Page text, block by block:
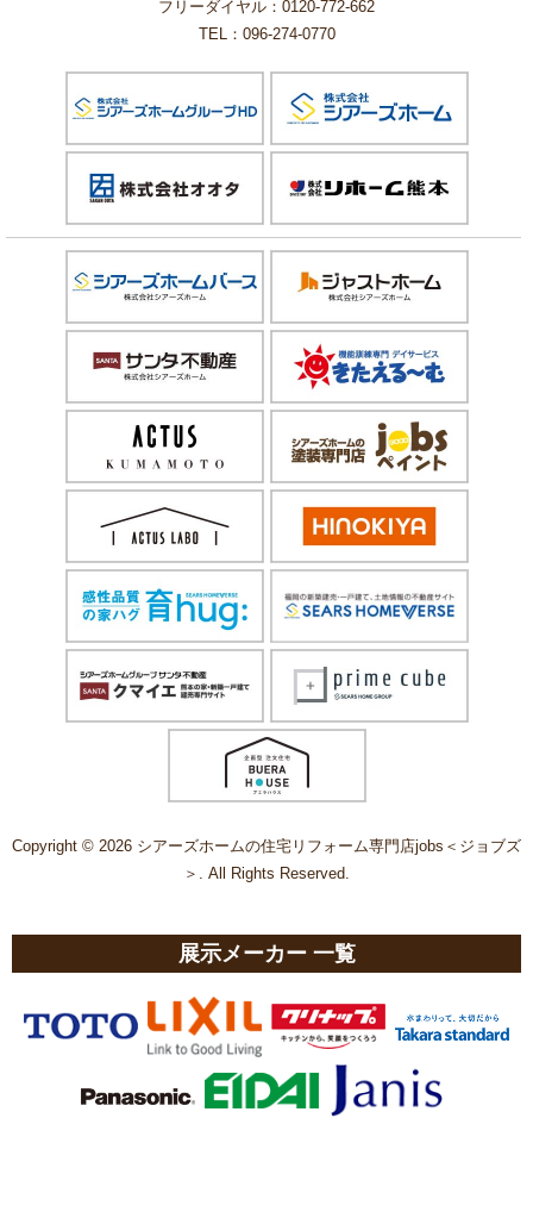
フリーダイヤル：0120-772-662
TEL：096-274-0770
Copyright © 2026 シアーズホームの住宅リフォーム専門店jobs＜ジョブズ
＞. All Rights Reserved.
展示メーカー 一覧